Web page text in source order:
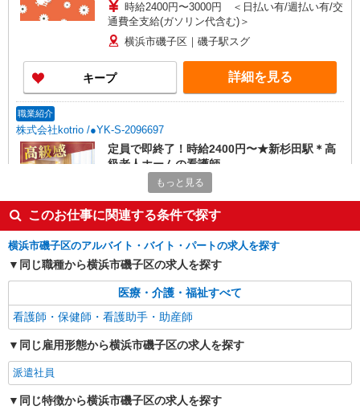
時給2400円〜3000円 ＜日払い有/週払い有/交
通費全支給(ガソリン代含む)＞
横浜市磯子区｜磯子駅スグ
キープ 詳細を見る
職業紹介
株式会社kotrio /●YK-S-2096697
定員で即終了！時給2400円〜★新杉田駅＊高
級老人ホームの看護師
時給2400円〜＜交通費全額支給(ガソリン代含
む)＞
神奈川県横浜市磯子区
詳細を見る
株式会社kotrio /●YK-H-2014084
高収入を目指したい方必見！未経験でも日収
1.2万〜可！看護助手
時給1600円〜2250円 ＜日払い有/週払い有/交
横浜市磯子区｜磯子駅スグ
もっと見る
このお仕事に関連する条件で探す
横浜市磯子区のアルバイト・バイト・パートの求人を探す
同じ職種から横浜市磯子区の求人を探す
医療・介護・福祉すべて
看護師・保健師・看護助手・助産師
同じ雇用形態から横浜市磯子区の求人を探す
派遣社員
同じ特徴から横浜市磯子区の求人を探す